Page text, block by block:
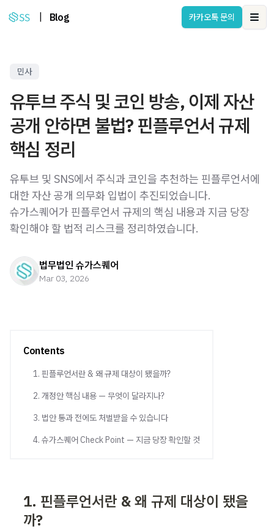
Blog 카카오톡 문의
민사
유투브 주식 및 코인 방송, 이제 자산
공개 안하면 불법? 핀플루언서 규제
핵심 정리
유투브 및 SNS에서 주식과 코인을 추천하는 핀플루언서에
대한 자산 공개 의무화 입법이 추진되었습니다.
슈가스퀘어가 핀플루언서 규제의 핵심 내용과 지금 당장
확인해야 할 법적 리스크를 정리하였습니다.
법무법인 슈가스퀘어
Mar 03, 2026
Contents
1. 핀플루언서란 & 왜 규제 대상이 됐을까?
2. 개정안 핵심 내용 — 무엇이 달라지나?
3. 법안 통과 전에도 처벌받을 수 있습니다
4. 슈가스퀘어 Check Point — 지금 당장 확인할 것
1. 핀플루언서란 & 왜 규제 대상이 됐을
까?